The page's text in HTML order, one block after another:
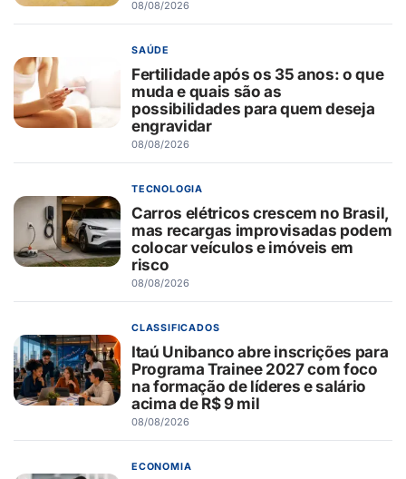
08/08/2026
SAÚDE
Fertilidade após os 35 anos: o que
muda e quais são as
possibilidades para quem deseja
engravidar
08/08/2026
TECNOLOGIA
Carros elétricos crescem no Brasil,
mas recargas improvisadas podem
colocar veículos e imóveis em
risco
08/08/2026
CLASSIFICADOS
Itaú Unibanco abre inscrições para
Programa Trainee 2027 com foco
na formação de líderes e salário
acima de R$ 9 mil
08/08/2026
ECONOMIA